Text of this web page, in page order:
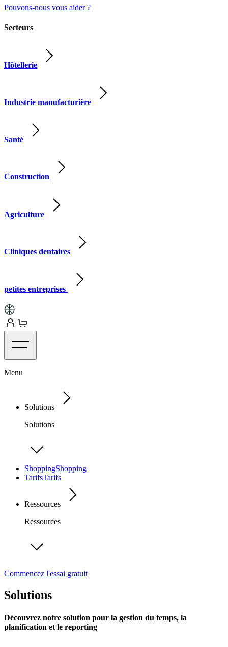
Pouvons-nous vous aider ?
Secteurs
Hôtellerie
Industrie manufacturière
Santé
Construction
Agriculture
Cliniques dentaires
petites entreprises
Menu
Solutions
Solutions
ShoppingShopping
TarifsTarifs
Ressources
Ressources
Commencez l'essai gratuit
Solutions
Découvrez notre solution pour la gestion du temps, la
planification et le reporting